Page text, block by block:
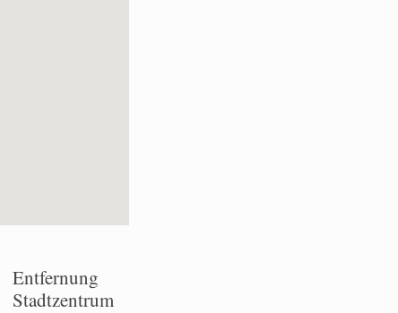
Entfernung
Stadtzentrum